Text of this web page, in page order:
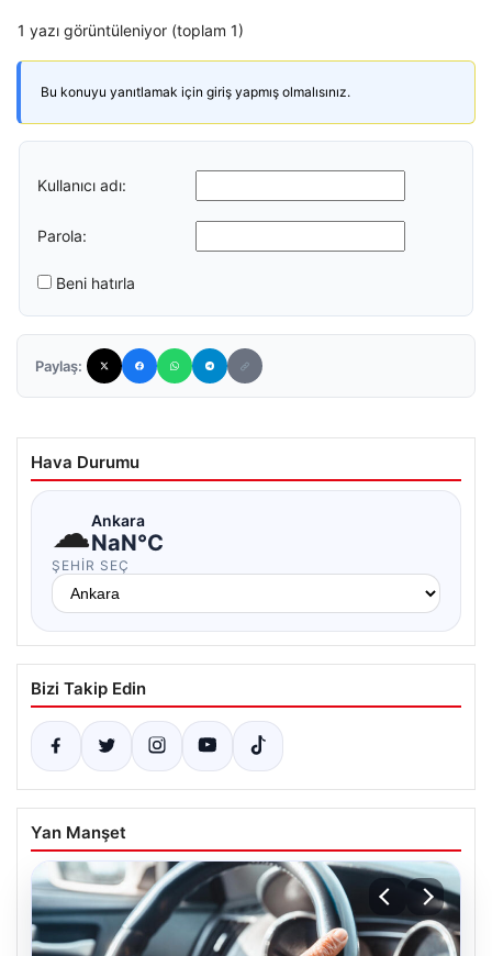
1 yazı görüntüleniyor (toplam 1)
Bu konuyu yanıtlamak için giriş yapmış olmalısınız.
Kullanıcı adı:
Parola:
Beni hatırla
Paylaş:
Hava Durumu
☁Ankara
NaN°C
ŞEHIR SEÇ
Bizi Takip Edin
Yan Manşet